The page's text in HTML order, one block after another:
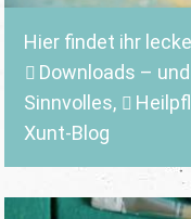
Hier findet ihr
Downloads –
Sinnvolles,
Xunt-Blog